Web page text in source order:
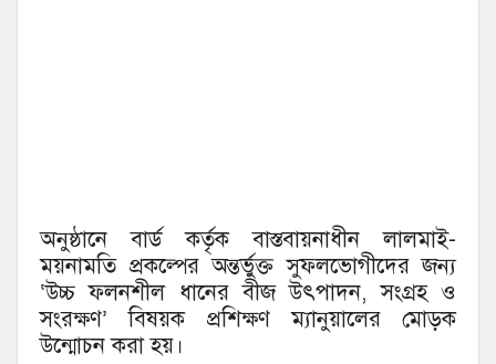
অনুষ্ঠানে বার্ড কর্তৃক বাস্তবায়নাধীন লালমাই-
ময়নামতি প্রকল্পের অন্তর্ভুক্ত সুফলভোগীদের জন্য
‘উচ্চ ফলনশীল ধানের বীজ উৎপাদন, সংগ্রহ ও
সংরক্ষণ’ বিষয়ক প্রশিক্ষণ ম্যানুয়ালের মোড়ক
উন্মোচন করা হয়।